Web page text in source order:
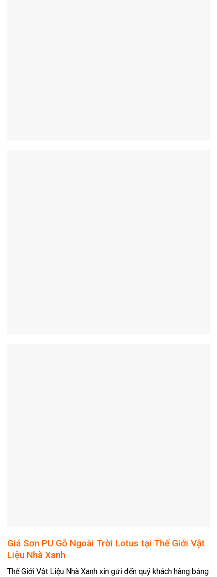
Giá Sơn PU Gỗ Ngoài Trời Lotus tại Thế Giới Vật
Liệu Nhà Xanh
Thế Giới Vật Liệu Nhà Xanh xin gửi đến quý khách hàng bảng